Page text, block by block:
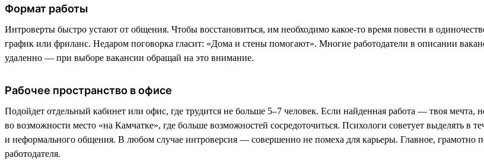
Формат работы
Интроверты быстро устают от общения. Чтобы восстановиться, им необходимо какое-то время повести в
график или фриланс. Недаром поговорка гласит: «Дома и стены помогают». Многие работодатели в описании
удаленно — при выборе вакансии обращай на это внимание.
Рабочее пространство в офисе
Подойдет отдельный кабинет или офис, где трудится не больше 5–7 человек. Если найденная работа — твоя мечта,
во возможности место «на Камчатке», где больше возможностей сосредоточиться. Психологи советует выделять в
и неформального общения. В любом случае интроверсия — совершенно не помеха для карьеры. Главное, грамотно
работодателя.